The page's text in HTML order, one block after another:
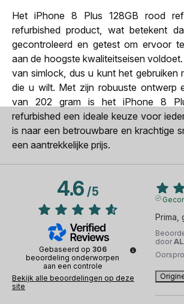
Het iPhone 8 Plus 128GB rood
refurbished product, wat betekent
gecontroleerd en getest om ervoor
aan de hoogste kwaliteitseisen
van simlock, dus u kunt het gebruiken
die u wilt. Met zijn robuuste ontwerp
van 202 gram is het iPhone 8
refurbished een ideale keuze voor
is naar een betrouwbare en krachtige
een aantrekkelijke prijs.
4.6/5
Gebaseerd op 306
beoordeling onderworpen
aan een controle
Bekijk alle beoordelingen op deze
site
Prima,
door